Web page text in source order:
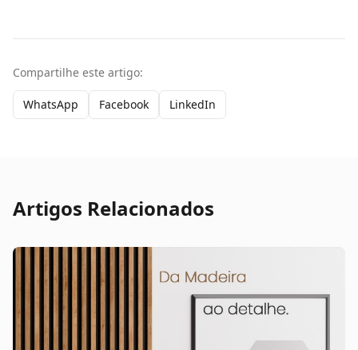
Compartilhe este artigo:
WhatsApp Facebook LinkedIn
Artigos Relacionados